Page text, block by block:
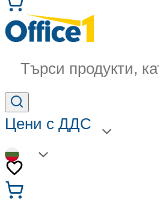
Търси продукти, категории...
Цени с ДДС
BG